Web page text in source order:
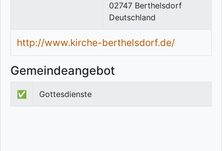
02747 Berthelsdorf
Deutschland
http://www.kirche-berthelsdorf.de/
Gemeindeangebot
✅ Gottesdienste